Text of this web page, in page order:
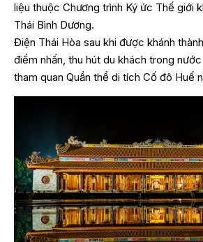
liệu thuộc Chương trình Ký ức Thế giới
Thái Bình Dương.
Điện Thái Hòa sau khi được khánh
điểm nhấn, thu hút du khách trong
tham quan Quần thể di tích Cố đô Huế